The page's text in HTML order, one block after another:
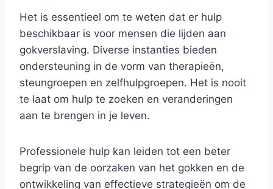
Het is essentieel om te weten dat er hulp
beschikbaar is voor mensen die lijden aan
gokverslaving. Diverse instanties bieden
ondersteuning in de vorm van therapieën,
steungroepen en zelfhulpgroepen. Het is nooit
te laat om hulp te zoeken en veranderingen
aan te brengen in je leven.
Professionele hulp kan leiden tot een beter
begrip van de oorzaken van het gokken en de
ontwikkeling van effectieve strategieën om de